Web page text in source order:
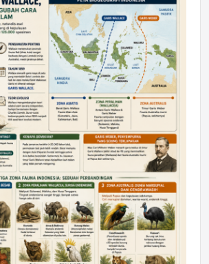
DAERAH
Astra Motor Kalimantan Timur 2 Dukung
Mahasiswa Samarinda dalam Astra
Honda SDGs Future Leaders 2026
Jumat, 10 Jul 2026 19:01